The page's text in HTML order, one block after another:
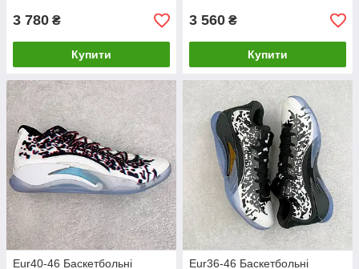
3 780 ₴
Купити
3 560 ₴
Купити
Eur40-46 Баскетбольні
Eur36-46 Баскетбольні